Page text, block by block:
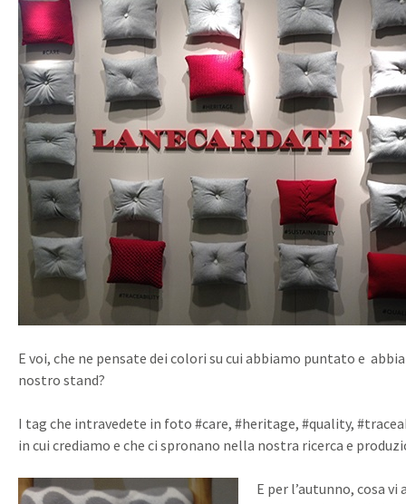
E voi, che ne pensate dei colori su cui abbiamo puntato e
nostro stand?
I tag che intravedete in foto #care, #heritage, #quality,
in cui crediamo e che ci spronano nella nostra ricerca e
E per l’autunno, cosa vi